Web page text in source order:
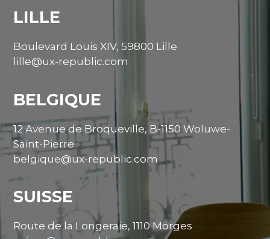
LILLE
Boulevard Louis XIV, 59800 Lille
lille@ux-republic.com
BELGIQUE
12 Avenue de Broqueville, B-1150 Woluwe-
Saint-Pierre
belgique@ux-republic.com
SUISSE
Route de la Longeraie, 1110 Morges